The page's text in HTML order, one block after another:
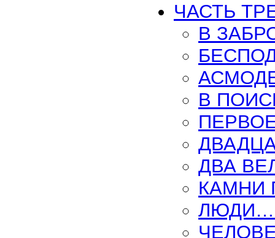
ЧАСТЬ
В
В
ДВА
КАМНИ